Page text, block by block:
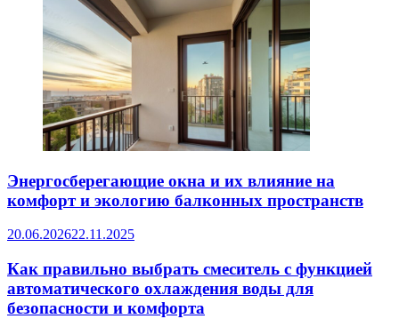
Энергосберегающие окна и их влияние на
комфорт и экологию балконных пространств
20.06.202622.11.2025
Как правильно выбрать смеситель с функцией
автоматического охлаждения воды для
безопасности и комфорта